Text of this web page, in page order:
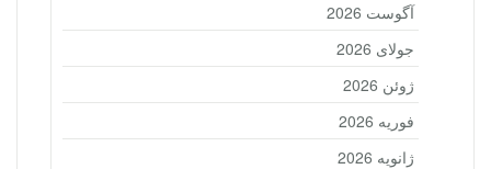
آگوست 2026
جولای 2026
ژوئن 2026
فوریه 2026
ژانویه 2026